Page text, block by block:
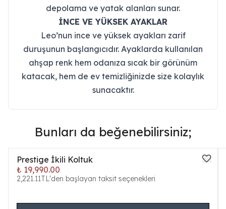
depolama ve yatak alanları sunar.
İNCE VE YÜKSEK AYAKLAR
Leo’nun ince ve yüksek ayakları zarif
duruşunun başlangıcıdır. Ayaklarda kullanılan
ahşap renk hem odanıza sıcak bir görünüm
katacak, hem de ev temizliğinizde size kolaylık
sunacaktır.
Bunları da beğenebilirsiniz;
Prestige İkili Koltuk
₺ 19,990.00
2,221.11TL'den başlayan taksit seçenekleri